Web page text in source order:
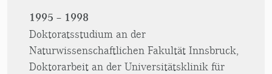
1995 – 1998
Doktoratsstudium an der
Naturwissenschaftlichen Fakultät Innsbruck,
Doktorarbeit an der Universitätsklinik für